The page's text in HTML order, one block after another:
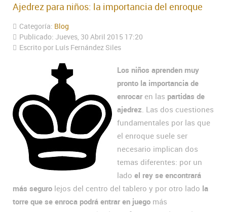
Ajedrez para niños: la importancia del enroque
Categoría: Blog
Publicado: Jueves, 30 Abril 2015 17:20
Escrito por Luís Fernández Siles
Los niños aprenden muy
pronto la importancia de
enrocar en las partidas de
ajedrez . Las dos cuestiones
fundamentales por las que
el enroque suele ser
necesario implican dos
temas diferentes: por un
lado el rey se encontrará
más seguro lejos del centro del tablero y por otro lado la
torre que se enroca podrá entrar en juego más